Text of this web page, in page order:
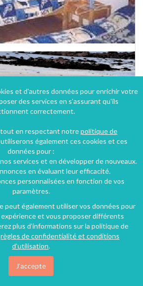
et d'autres données pour enrichir votre
des services en s'assurant qu'ils
correctement.
tout en respectant notrepolitique de
également ces cookies et ces
données pour :
services et en développer de nouveaux.
en évaluant leur efficacité.
personnalisées en fonction de vos
paramètres.
peut également utiliser vos données pour
et vous proposer différents
plus d'informations sur la politique de
règles de confidentialité et conditions
d'utilisation.
J'accepte